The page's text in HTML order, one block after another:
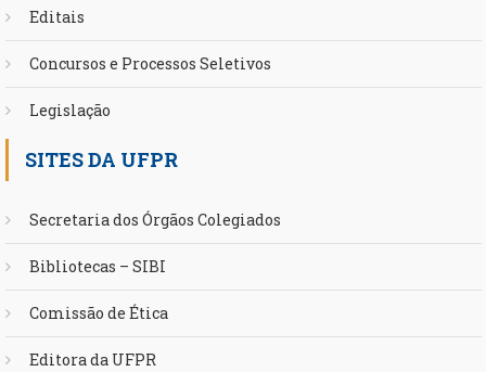
Editais
Concursos e Processos Seletivos
Legislação
SITES DA UFPR
Secretaria dos Órgãos Colegiados
Bibliotecas – SIBI
Comissão de Ética
Editora da UFPR